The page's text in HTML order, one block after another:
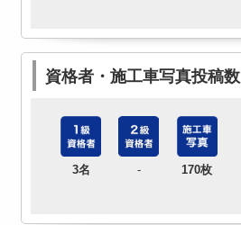
資格者・施工車写真投稿数
3名 - 170枚